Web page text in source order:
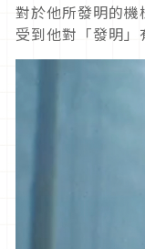
對於他所發明的
受到他對「發明」